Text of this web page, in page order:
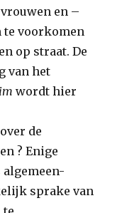
en –
te voorkomen
op straat. De
van het
wordt hier
de
? Enige
sprake van